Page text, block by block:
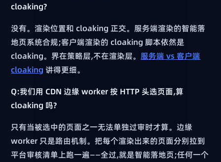
cloaking?
没有。渲染位置和 cloaking 正交。服务端渲染的智能落
地页系统合规;客户端渲染的 cloaking 脚本依然是
cloaking。界在策略层,不在渲染层。 服务端 vs 客户端
cloaking 讲得更细。
Q:我们用 CDN 边缘 worker 按 HTTP 头选页面,算
cloaking 吗?
只有当被选中的页面之一无法单独过审时才算。边缘
worker 只是路由机制。把每个渲染出来的页面分别拉到
平台审核清单上跑一遍——全过,就是智能落地页;任何一个